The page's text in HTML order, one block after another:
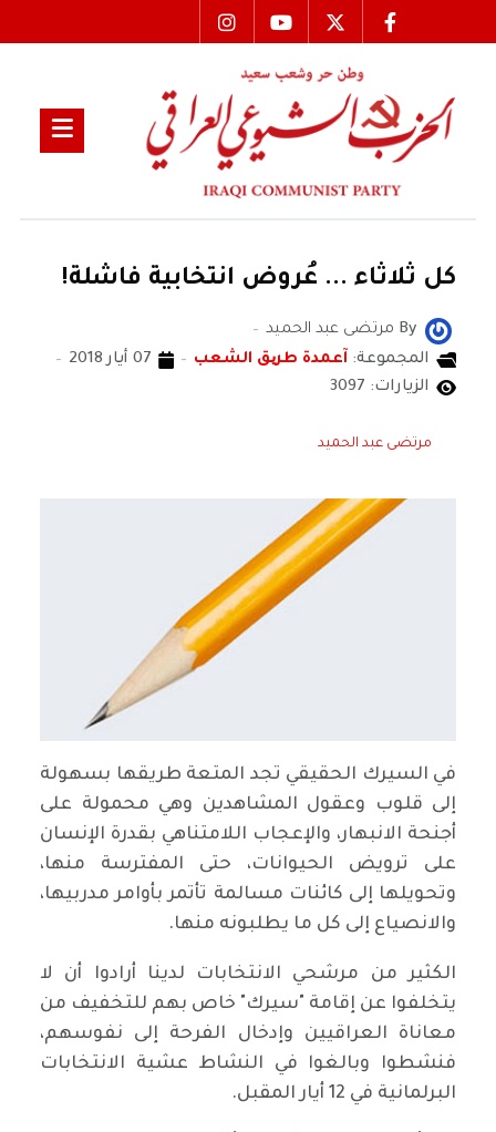
كل ثلاثاء ... عُروض انتخابية فاشلة!
By مرتضى عبد الحميد
المجموعة: آعمدة طریق الشعب
07 أيار 2018
الزيارات: 3097
مرتضى عبد الحميد
في السيرك الحقيقي تجد المتعة طريقها بسهولة
إلى قلوب وعقول المشاهدين وهي محمولة على
أجنحة الانبهار، والإعجاب اللامتناهي بقدرة الإنسان
على ترويض الحيوانات، حتى المفترسة منها،
وتحويلها إلى كائنات مسالمة تأتمر بأوامر مدربيها،
والانصياع إلى كل ما يطلبونه منها.
الكثير من مرشحي الانتخابات لدينا أرادوا أن لا
يتخلفوا عن إقامة "سيرك" خاص بهم للتخفيف من
معاناة العراقيين وإدخال الفرحة إلى نفوسهم،
فنشطوا وبالغوا في النشاط عشية الانتخابات
البرلمانية في 12 أيار المقبل.